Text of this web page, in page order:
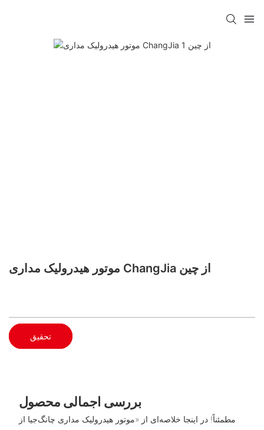
موتور هیدرولیک مداری ChangJia از چین
تحقیق
بررسی اجمالی محصول
مطمئناً! در اینجا خلاصه‌ای از «موتور هیدرولیک مداری چانگ‌جیا از